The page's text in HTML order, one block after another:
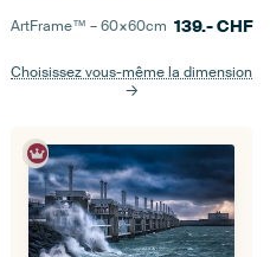
ArtFrame™ –60×60cm 139.-CHF
Choisissez vous-même la dimension